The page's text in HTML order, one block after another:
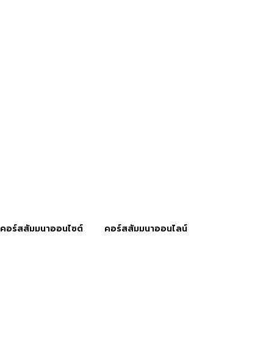
คอร์สสัมมนาออนไซต์ คอร์สสัมมนาออนไลน์